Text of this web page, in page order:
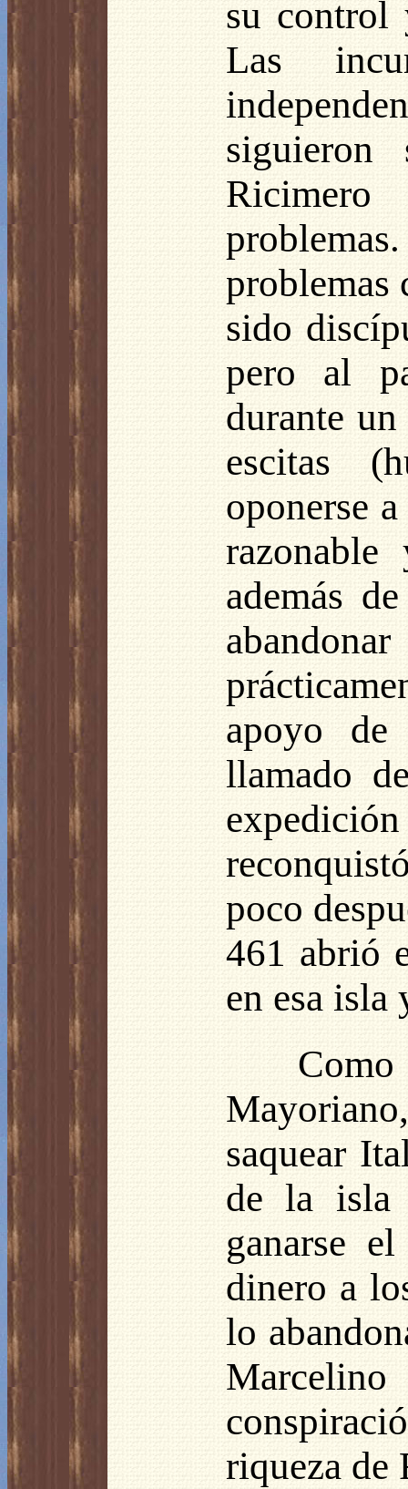
su control
Las
siguieron
problemas
sido
pero al
durante
escitas
oponerse
además
apoyo
llamado
poco
461 abrió
en esa isla
saquear
de la isla
ganarse
dinero a
lo
riqueza de